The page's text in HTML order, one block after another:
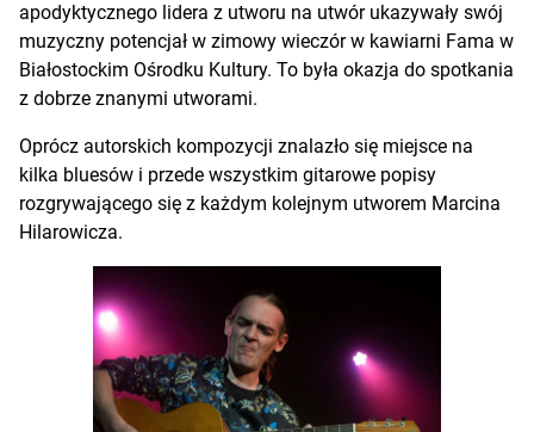
apodyktycznego lidera z utworu na utwór ukazywały swój
muzyczny potencjał w zimowy wieczór w kawiarni Fama w
Białostockim Ośrodku Kultury. To była okazja do spotkania
z dobrze znanymi utworami.
Oprócz autorskich kompozycji znalazło się miejsce na
kilka bluesów i przede wszystkim gitarowe popisy
rozgrywającego się z każdym kolejnym utworem Marcina
Hilarowicza.